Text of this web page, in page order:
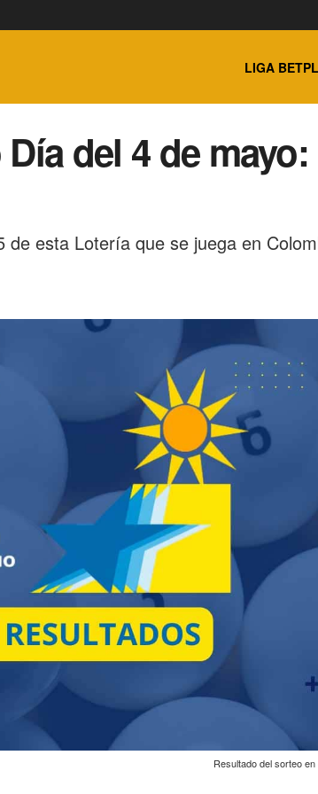
LIGA
del 4 de mayo:
esta Lotería que se juega en
Resultado del sorteo